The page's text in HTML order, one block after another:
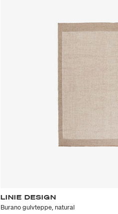
LINIE DESIGN
Burano gulvteppe, natural